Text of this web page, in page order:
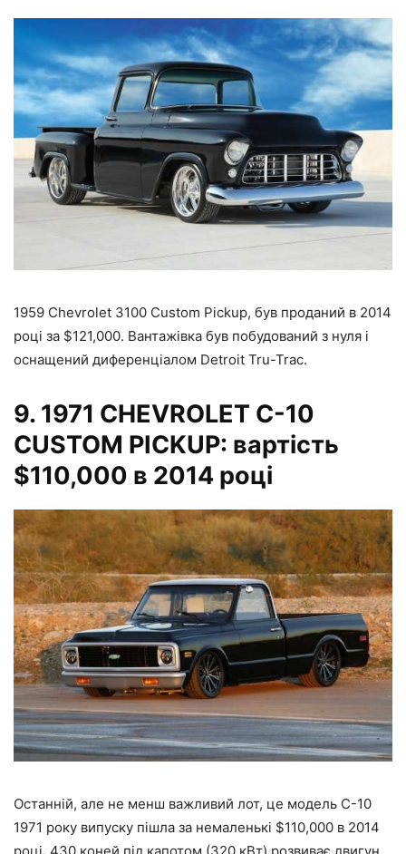
1959 Chevrolet 3100 Custom Pickup, був проданий в 2014
році за $121,000. Вантажівка був побудований з нуля і
оснащений диференціалом Detroit Tru-Trac.
9. 1971 CHEVROLET C-10
CUSTOM PICKUP: вартість
$110,000 в 2014 році
Останній, але не менш важливий лот, це модель C-10
1971 року випуску пішла за немаленькі $110,000 в 2014